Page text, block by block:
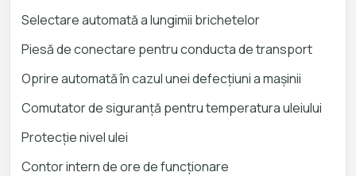
Selectare automată a lungimii brichetelor
Piesă de conectare pentru conducta de transport
Oprire automată în cazul unei defecțiuni a mașinii
Comutator de siguranță pentru temperatura uleiului
Protecție nivel ulei
Contor intern de ore de funcționare